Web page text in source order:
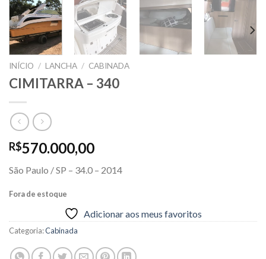
INÍCIO / LANCHA / CABINADA
CIMITARRA – 340
R$570.000,00
São Paulo / SP – 34.0 – 2014
Fora de estoque
Adicionar aos meus favoritos
Categoria:Cabinada